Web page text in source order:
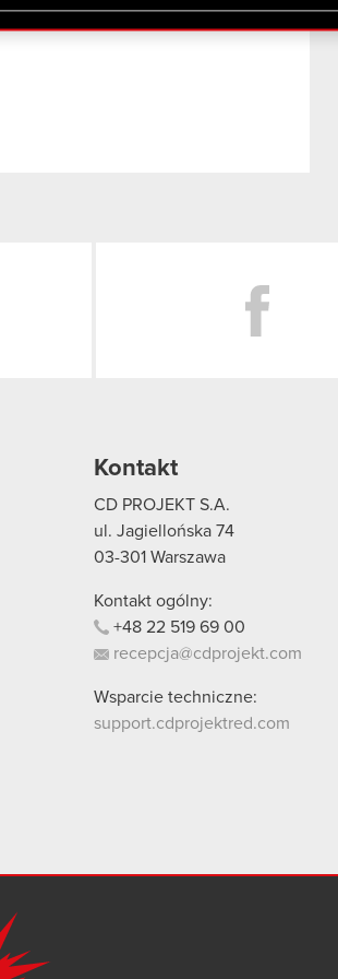
Kontakt
CD PROJEKT S.A.
ul. Jagiellońska 74
03-301 Warszawa
Kontakt ogólny:
+48 22 519 69 00
recepcja@cdprojekt.com
Wsparcie techniczne:
support.cdprojektred.com